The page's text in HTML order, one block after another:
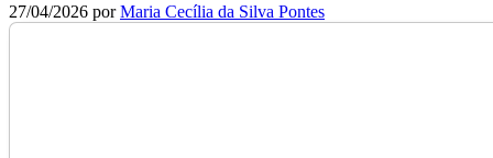
27/04/2026 porMaria Cecília da Silva Pontes